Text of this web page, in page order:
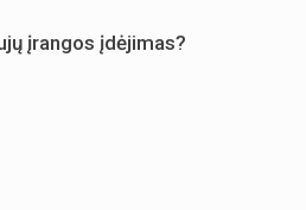
įrangos įdėjimas?